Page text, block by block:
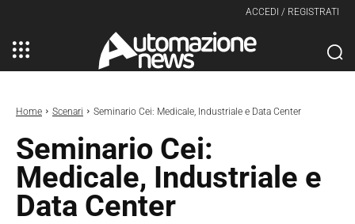
ACCEDI / REGISTRATI
Home Scenari Seminario Cei: Medicale, Industriale e Data Center
Seminario Cei:
Medicale, Industriale e
Data Center